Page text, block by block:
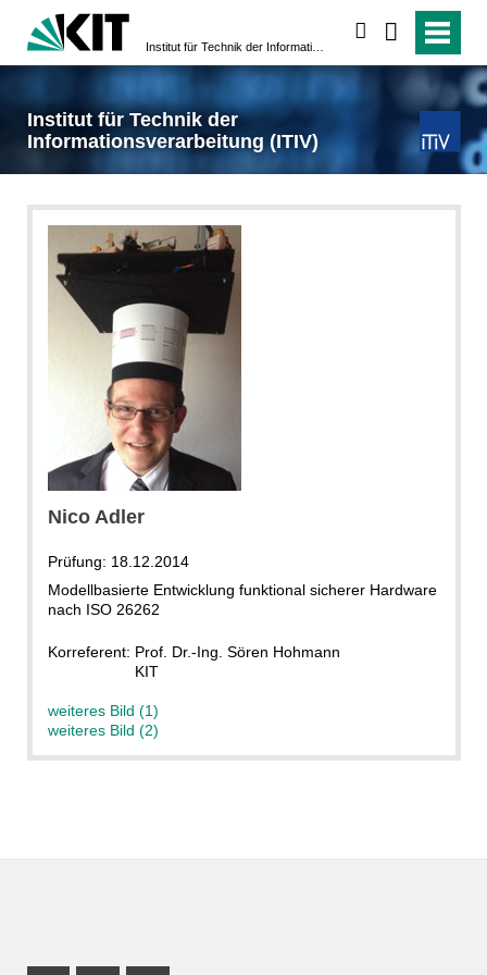
Institut für Technik der
Informationsverarbeitung (ITIV)
Nico Adler
Prüfung: 18.12.2014
Modellbasierte Entwicklung funktional sicherer Hardware
nach ISO 26262
Korreferent: Prof. Dr.-Ing. Sören Hohmann
KIT
weiteres Bild (1)
weiteres Bild (2)